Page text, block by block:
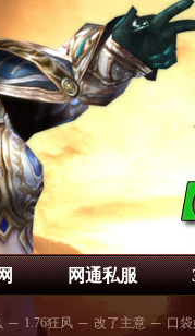
网通私服
─ 1.76狂风 ─ 改了主意 ─ 口